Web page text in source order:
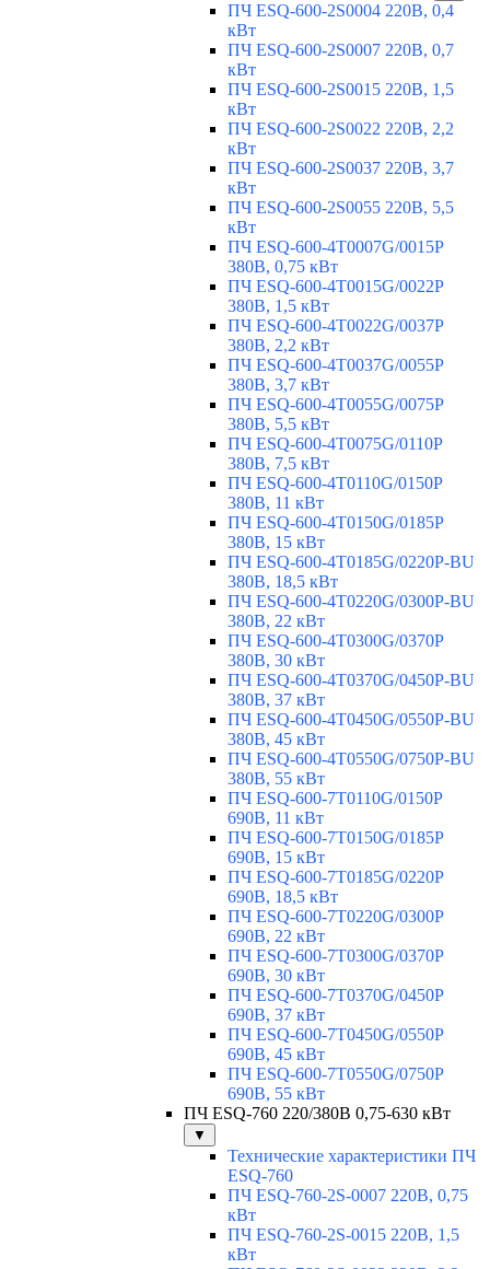
ПЧ ESQ-600-2S0004 220В, 0,4
кВт
ПЧ ESQ-600-2S0007 220В, 0,7
кВт
ПЧ ESQ-600-2S0015 220В, 1,5
кВт
ПЧ ESQ-600-2S0022 220В, 2,2
кВт
ПЧ ESQ-600-2S0037 220В, 3,7
кВт
ПЧ ESQ-600-2S0055 220В, 5,5
кВт
ПЧ ESQ-600-4T0007G/0015P
380В, 0,75 кВт
ПЧ ESQ-600-4T0015G/0022P
380В, 1,5 кВт
ПЧ ESQ-600-4T0022G/0037P
380В, 2,2 кВт
ПЧ ESQ-600-4T0037G/0055P
380В, 3,7 кВт
ПЧ ESQ-600-4T0055G/0075P
380В, 5,5 кВт
ПЧ ESQ-600-4T0075G/0110P
380В, 7,5 кВт
ПЧ ESQ-600-4T0110G/0150P
380В, 11 кВт
ПЧ ESQ-600-4T0150G/0185P
380В, 15 кВт
ПЧ ESQ-600-4T0185G/0220P-BU
380В, 18,5 кВт
ПЧ ESQ-600-4T0220G/0300P-BU
380В, 22 кВт
ПЧ ESQ-600-4T0300G/0370P
380В, 30 кВт
ПЧ ESQ-600-4T0370G/0450P-BU
380В, 37 кВт
ПЧ ESQ-600-4T0450G/0550P-BU
380В, 45 кВт
ПЧ ESQ-600-4T0550G/0750P-BU
380В, 55 кВт
ПЧ ESQ-600-7T0110G/0150P
690В, 11 кВт
ПЧ ESQ-600-7T0150G/0185P
690В, 15 кВт
ПЧ ESQ-600-7T0185G/0220P
690В, 18,5 кВт
ПЧ ESQ-600-7T0220G/0300P
690В, 22 кВт
ПЧ ESQ-600-7T0300G/0370P
690В, 30 кВт
ПЧ ESQ-600-7T0370G/0450P
690В, 37 кВт
ПЧ ESQ-600-7T0450G/0550P
690В, 45 кВт
ПЧ ESQ-600-7T0550G/0750P
690В, 55 кВт
ПЧ ESQ-760 220/380В 0,75-630 кВт
▼
Технические характеристики ПЧ
ESQ-760
ПЧ ESQ-760-2S-0007 220В, 0,75
кВт
ПЧ ESQ-760-2S-0015 220В, 1,5
кВт